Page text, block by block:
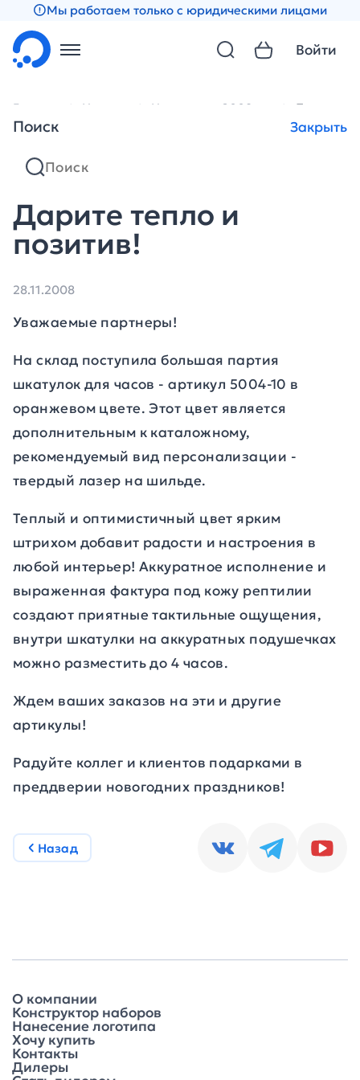
Мы работаем только с юридическими лицами
Поиск Закрыть
Войти
Главная Новости Новости за 2008 год Дарите
Дарите тепло и
позитив!
28.11.2008
Уважаемые партнеры!
На склад поступила большая партия
шкатулок для часов - артикул 5004-10 в
оранжевом цвете. Этот цвет является
дополнительным к каталожному,
рекомендуемый вид персонализации -
твердый лазер на шильде.
Теплый и оптимистичный цвет ярким
штрихом добавит радости и настроения в
любой интерьер! Аккуратное исполнение и
выраженная фактура под кожу рептилии
создают приятные тактильные ощущения,
внутри шкатулки на аккуратных подушечках
можно разместить до 4 часов.
Ждем ваших заказов на эти и другие
артикулы!
Радуйте коллег и клиентов подарками в
преддверии новогодних праздников!
Назад
О компании
Конструктор наборов
Нанесение логотипа
Хочу купить
Контакты
Дилеры